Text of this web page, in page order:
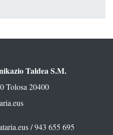
Taldea S.M.
Tolosa 20400
/ 943 655 695